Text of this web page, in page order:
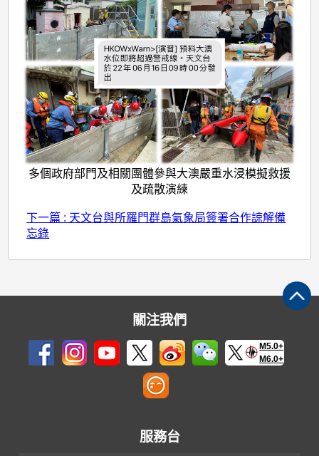
多個政府部門及相關團體參與大澳嚴重水浸模擬救援
及疏散演練
下一篇 : 天文台與所羅門群島氣象局簽署合作諒解備
忘錄
關注我們
M5.0+
M6.0+
服務台